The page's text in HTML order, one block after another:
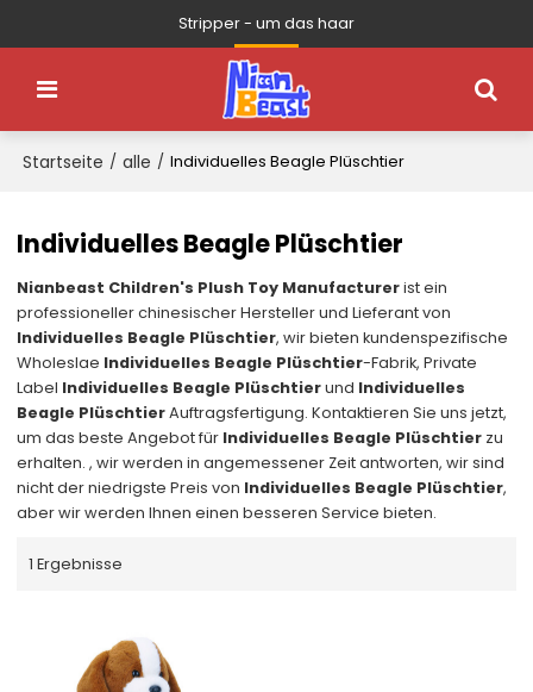
Stripper - um das haar
Startseite / alle / Individuelles Beagle Plüschtier
Individuelles Beagle Plüschtier
Nianbeast Children's Plush Toy Manufacturerist ein
professioneller chinesischer Hersteller und Lieferant von
Individuelles Beagle Plüschtier, wir bieten kundenspezifische
Wholeslae Individuelles Beagle Plüschtier-Fabrik, Private
Label Individuelles Beagle Plüschtierund Individuelles
Beagle PlüschtierAuftragsfertigung. Kontaktieren Sie uns jetzt,
um das beste Angebot für Individuelles Beagle Plüschtier zu
erhalten. , wir werden in angemessener Zeit antworten, wir sind
nicht der niedrigste Preis von Individuelles Beagle Plüschtier,
aber wir werden Ihnen einen besseren Service bieten.
1 Ergebnisse